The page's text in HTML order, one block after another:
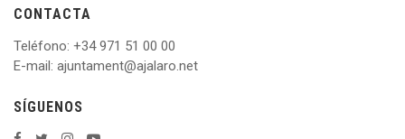
CONTACTA
Teléfono: +34 971 51 00 00
E-mail: ajuntament@ajalaro.net
SÍGUENOS